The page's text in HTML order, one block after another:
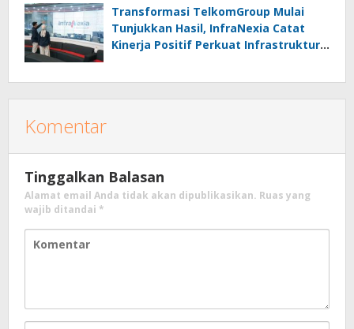
Transformasi TelkomGroup Mulai
Tunjukkan Hasil, InfraNexia Catat
Kinerja Positif Perkuat Infrastruktur
Komentar
Tinggalkan Balasan
Alamat email Anda tidak akan dipublikasikan. Ruas yang
wajib ditandai *